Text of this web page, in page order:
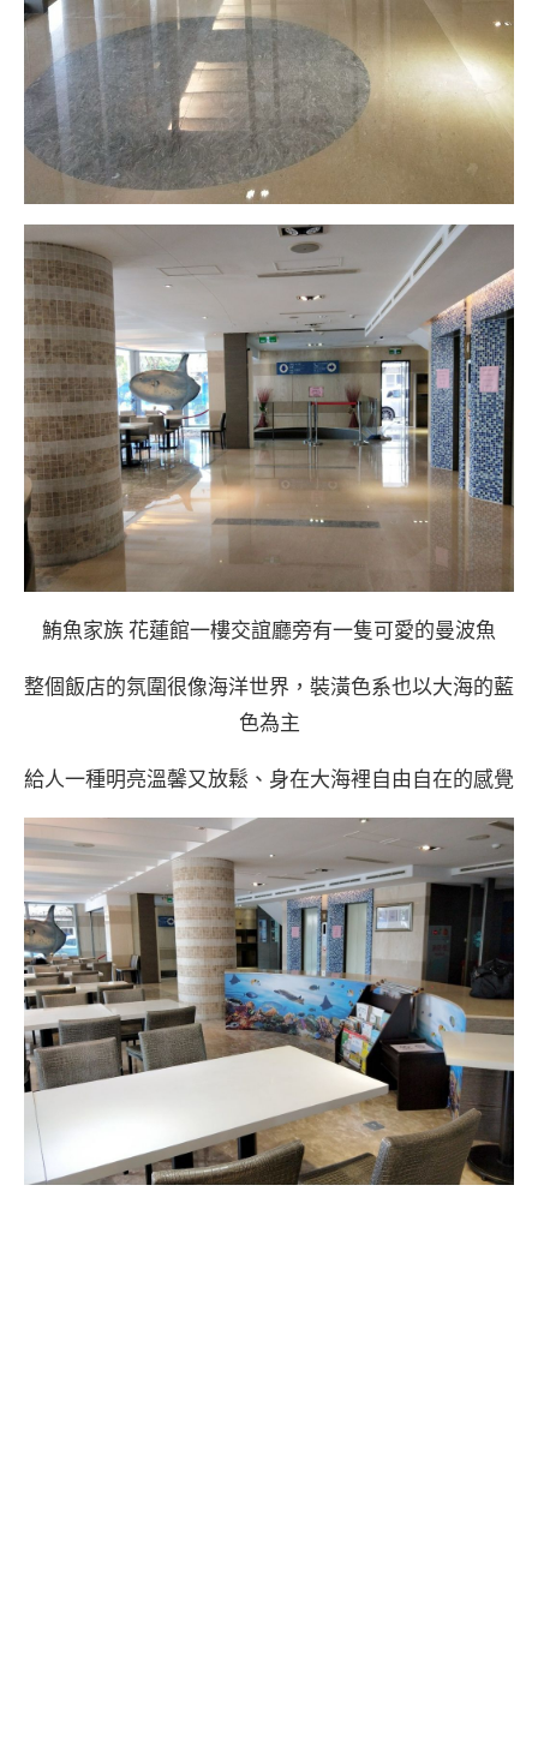
鮪魚家族 花蓮館一樓交誼廳旁有一隻可愛的曼波魚
整個飯店的氛圍很像海洋世界，裝潢色系也以大海的藍
色為主
給人一種明亮溫馨又放鬆、身在大海裡自由自在的感覺